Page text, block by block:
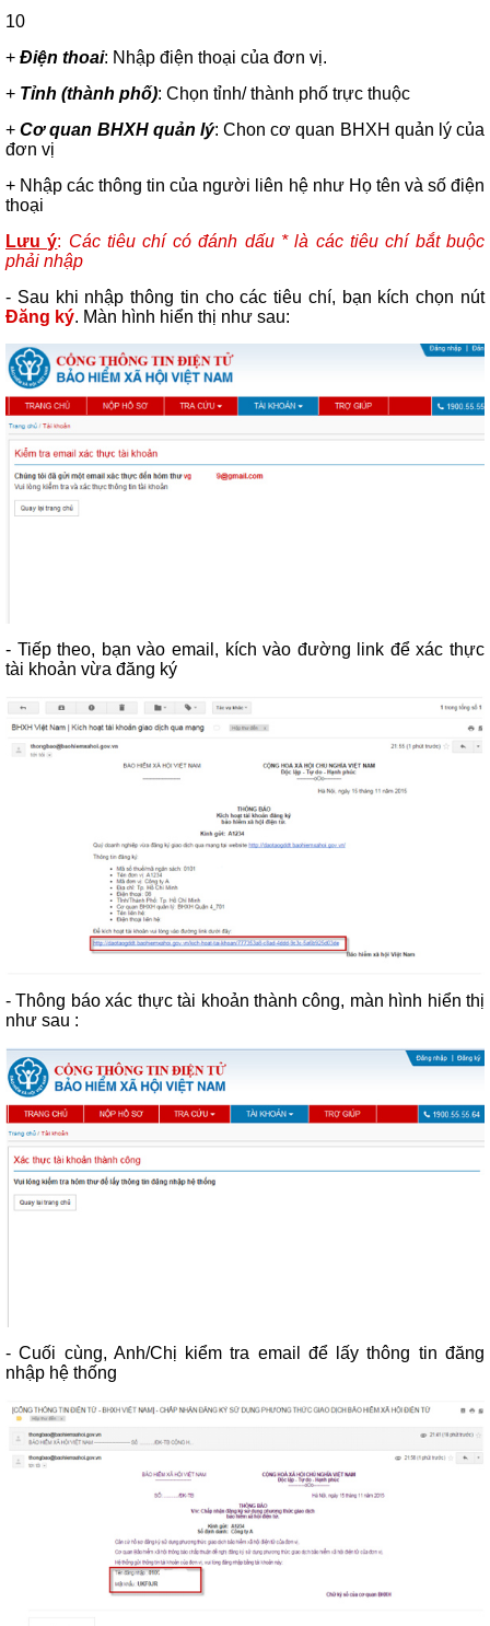
10
+ Điện thoai: Nhập điện thoại của đơn vị.
+ Tỉnh (thành phố): Chọn tỉnh/ thành phố trực thuộc
+Cơ quan BHXH quản lý: Chon cơ quan BHXH quản lý của
đơn vị
+ Nhập các thông tin của người liên hệ như Họ tên và số điện
thoại
Lưu ý: Các tiêu chí có đánh dấu * là các tiêu chí bắt buộc
phải nhập
- Sau khi nhập thông tin cho các tiêu chí, bạn kích chọn nút
Đăng ký. Màn hình hiển thị như sau:
- Tiếp theo, bạn vào email, kích vào đường link để xác thực
tài khoản vừa đăng ký
- Thông báo xác thực tài khoản thành công, màn hình hiển thị
như sau :
- Cuối cùng, Anh/Chị kiểm tra email để lấy thông tin đăng
nhập hệ thống